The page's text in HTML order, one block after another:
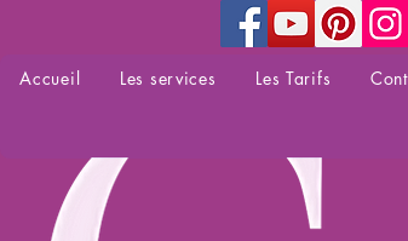
Accueil Les services Les Tarifs